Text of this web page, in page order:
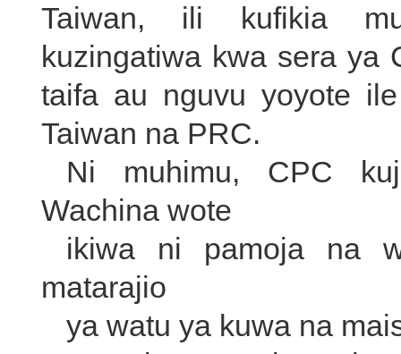
Taiwan, ili kufikia
kuzingatiwa kwa sera ya
taifa au nguvu yoyote
Taiwan na PRC.
Ni muhimu, CPC
Wachina wote
ikiwa ni pamoja na
matarajio
ya watu ya kuwa na